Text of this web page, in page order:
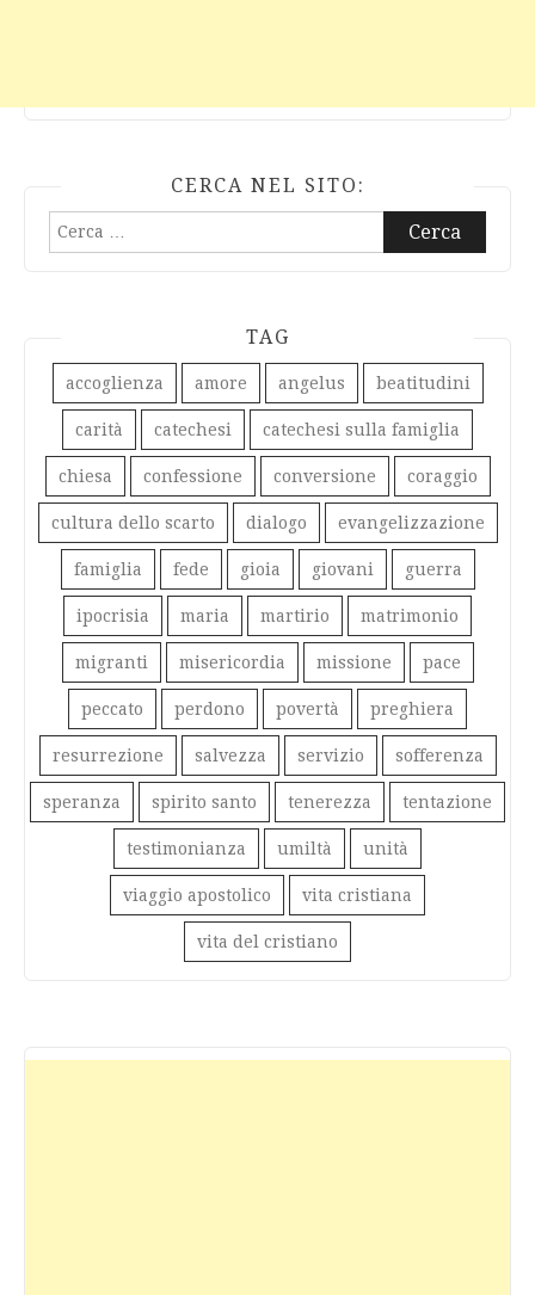
CERCA NEL SITO:
Ricerca
TAG
accoglienza amore angelus beatitudini
carità catechesi catechesi sulla famiglia
chiesa confessione conversione coraggio
cultura dello scarto dialogo evangelizzazione
famiglia fede gioia giovani guerra
ipocrisia maria martirio matrimonio
migranti misericordia missione pace
peccato perdono povertà preghiera
resurrezione salvezza servizio sofferenza
speranza spirito santo tenerezza tentazione
testimonianza umiltà unità
viaggio apostolico vita cristiana
vita del cristiano